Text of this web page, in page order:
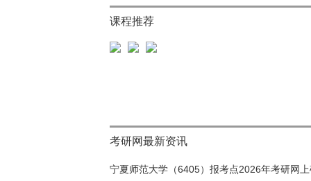
课程推荐
考研网最新资讯
宁夏师范大学（6405）报考点2026年考研网